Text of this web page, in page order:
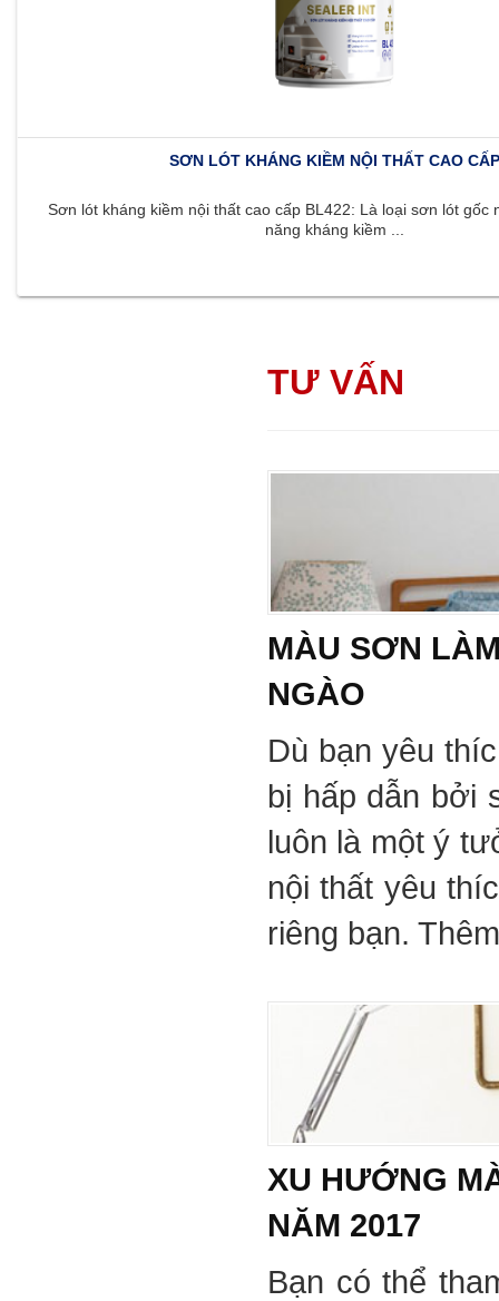
SƠN LÓT KHÁNG KIỀM NỘI THẤT CAO CẤP
Sơn lót kháng kiềm nội thất cao cấp BL422: Là loại sơn lót gốc
năng kháng kiềm ...
TƯ VẤN
MÀU SƠN
NGÀO
Dù bạn yêu
bị hấp dẫn bởi
luôn là một ý
nội thất yêu
riêng bạn.
XU HƯỚNG
NĂM 2017
Bạn có thể